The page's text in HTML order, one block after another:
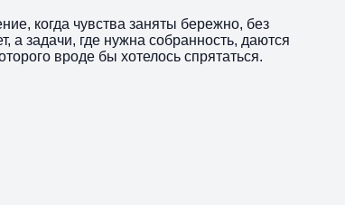
когда чувства заняты бережно, без
а задачи, где нужна собранность, даются
вроде бы хотелось спрятаться.